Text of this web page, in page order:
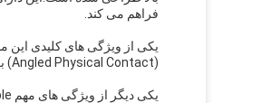
فراهم می کند.
(Angled Physical Contact) برای دستیابی به کاهش بازده در شبکه های با سرعت بالا ایده آل است..